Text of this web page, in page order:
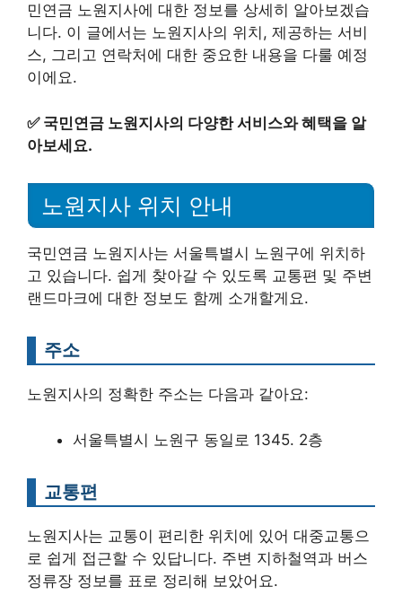
민연금 노원지사에 대한 정보를 상세히 알아보겠습
니다. 이 글에서는 노원지사의 위치, 제공하는 서비
스, 그리고 연락처에 대한 중요한 내용을 다룰 예정
이에요.
✅ 국민연금 노원지사의 다양한 서비스와 혜택을 알
아보세요.
노원지사 위치 안내
국민연금 노원지사는 서울특별시 노원구에 위치하
고 있습니다. 쉽게 찾아갈 수 있도록 교통편 및 주변
랜드마크에 대한 정보도 함께 소개할게요.
주소
노원지사의 정확한 주소는 다음과 같아요:
서울특별시 노원구 동일로 1345. 2층
교통편
노원지사는 교통이 편리한 위치에 있어 대중교통으
로 쉽게 접근할 수 있답니다. 주변 지하철역과 버스
정류장 정보를 표로 정리해 보았어요.